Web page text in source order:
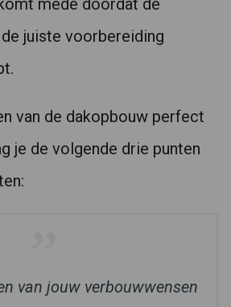
mede doordat de
juiste voorbereiding
van de dakopbouw perfect
je de volgende drie punten
van jouw verbouwwensen